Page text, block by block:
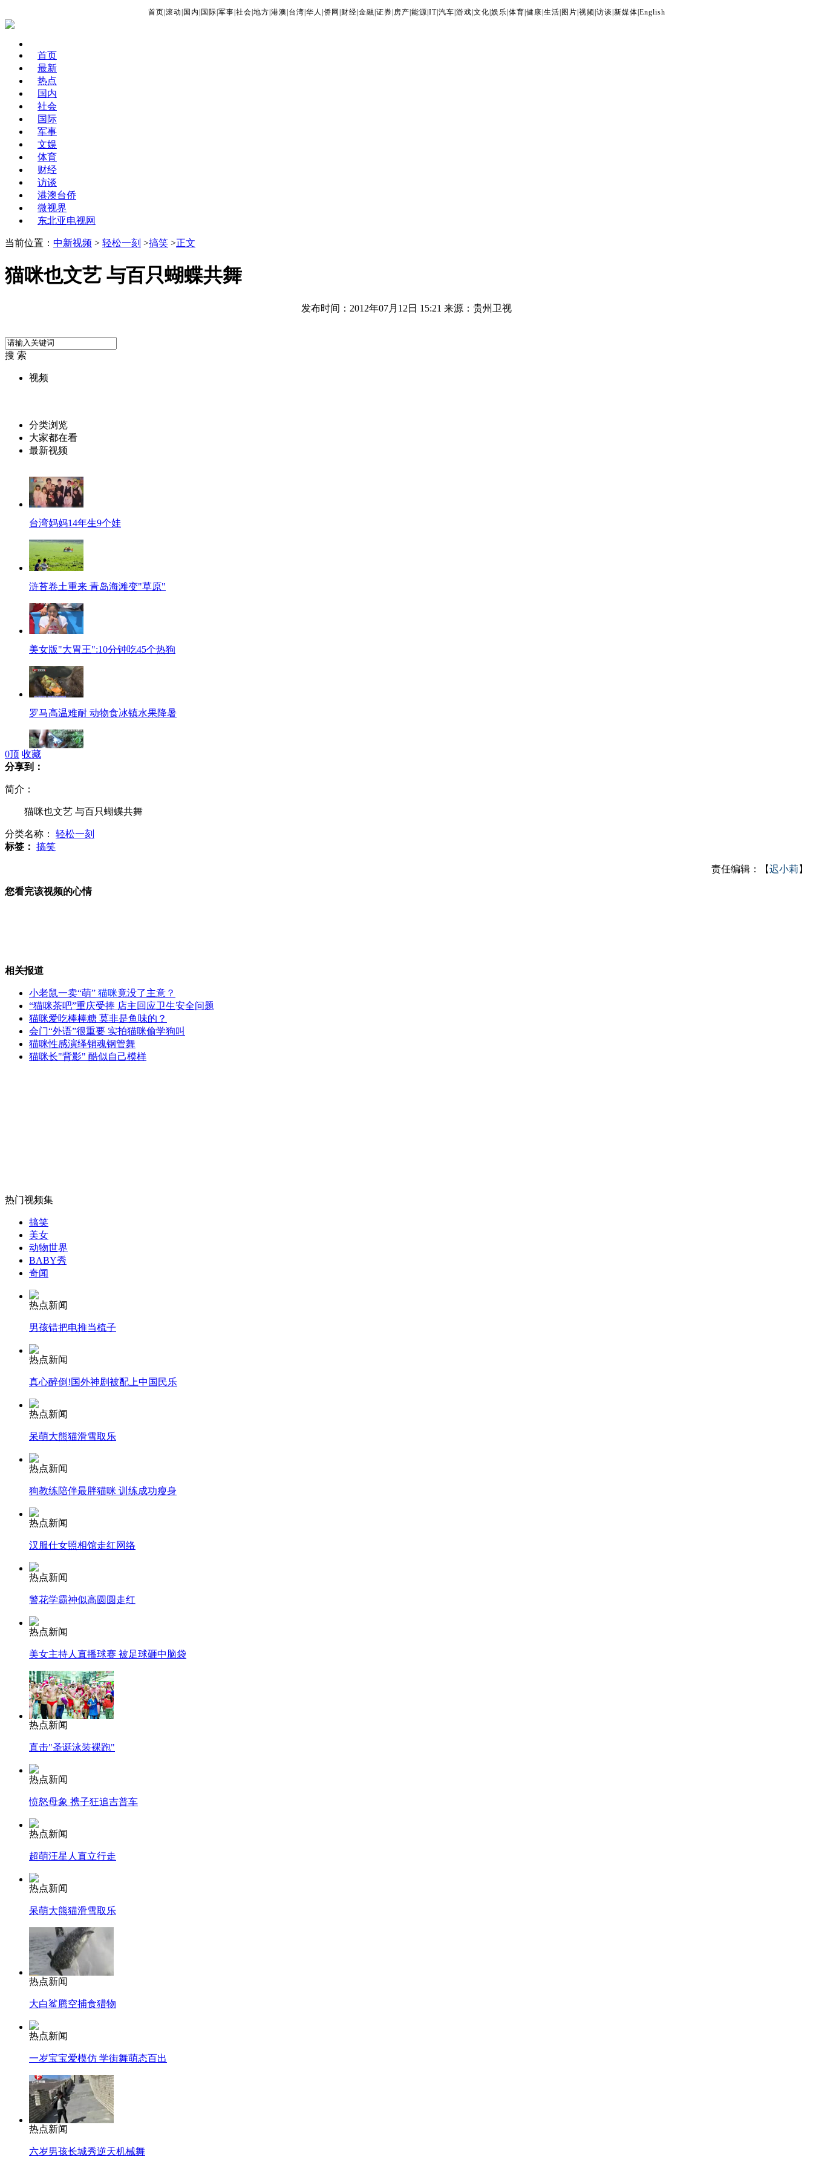
首页 滚动 国内 国际 军事 社会 地方 港澳 台湾 华人 侨网 财经 金融 证券 房产 能源 IT| 汽车 游戏 文化 娱乐 体育 健康 生活 图片 视频 访谈 新媒体 English
首页
最新
热点
国内
社会
国际
军事
文娱
体育
财经
访谈
港澳台侨
微视界
东北亚电视网
当前位置： 中新视频 > 轻松一刻 >搞笑 >正文
猫咪也文艺 与百只蝴蝶共舞
发布时间：2012年07月12日 15:21 来源：贵州卫视
搜 索
视频
分类浏览
大家都在看
最新视频
台湾妈妈14年生9个娃
浒苔卷土重来 青岛海滩变"草原"
美女版"大胃王":10分钟吃45个热狗
罗马高温难耐 动物食冰镇水果降暑
女士优先：网购究竟有多瞎?!
美国男子图谋炸毁五角大楼
监控拍下一校长手摸搂抱女下属
女孩北京地铁殴打老人 痛下狠手拳打脚踢
无痛分娩是否安全 医生回应
外交部：反对强权政治霸凌主义
外交部：有关国家言论片面不公正
安徽一实载49人客车翻车
走！跟着总书记去植树
消防员救轻生者 花炮节热闹非凡 减压"枕头大战"
纽约上演“枕头大战”
司机酒驾遇交警 急速倒车逃窜
0顶 收藏
分享到：
简介：
猫咪也文艺 与百只蝴蝶共舞
分类名称： 轻松一刻
标签： 搞笑
责任编辑：【迟小莉 】
您看完该视频的心情
相关报道
小老鼠一卖“萌” 猫咪竟没了主意？
“猫咪茶吧”重庆受捧 店主回应卫生安全问题
猫咪爱吃棒棒糖 莫非是鱼味的？
会门“外语”很重要 实拍猫咪偷学狗叫
猫咪性感演绎销魂钢管舞
猫咪长"背影" 酷似自己模样
热门视频集
搞笑
美女
动物世界
BABY秀
奇闻
热点新闻
男孩错把电推当梳子
热点新闻
真心醉倒!国外神剧被配上中国民乐
热点新闻
呆萌大熊猫滑雪取乐
热点新闻
狗教练陪伴最胖猫咪 训练成功瘦身
热点新闻
汉服仕女照相馆走红网络
热点新闻
警花学霸神似高圆圆走红
热点新闻
美女主持人直播球赛 被足球砸中脑袋
热点新闻
直击"圣诞泳装裸跑"
热点新闻
愤怒母象 携子狂追吉普车
热点新闻
超萌汪星人直立行走
热点新闻
呆萌大熊猫滑雪取乐
热点新闻
大白鲨腾空捕食猎物
热点新闻
一岁宝宝爱模仿 学街舞萌态百出
热点新闻
六岁男孩长城秀逆天机械舞